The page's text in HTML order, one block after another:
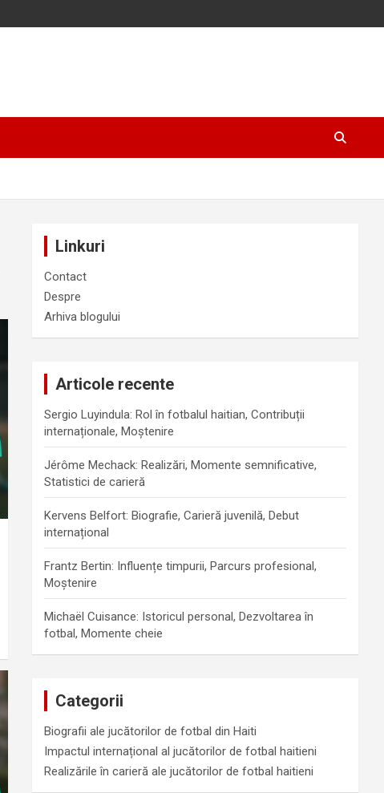
Linkuri
Contact
Despre
Arhiva blogului
Articole recente
Sergio Luyindula: Rol în fotbalul haitian, Contribuții
internaționale, Moștenire
Jérôme Mechack: Realizări, Momente semnificative,
Statistici de carieră
Kervens Belfort: Biografie, Carieră juvenilă, Debut
internațional
Frantz Bertin: Influențe timpurii, Parcurs profesional,
Moștenire
Michaël Cuisance: Istoricul personal, Dezvoltarea în
fotbal, Momente cheie
Categorii
Biografii ale jucătorilor de fotbal din Haiti
Impactul internațional al jucătorilor de fotbal haitieni
Realizările în carieră ale jucătorilor de fotbal haitieni